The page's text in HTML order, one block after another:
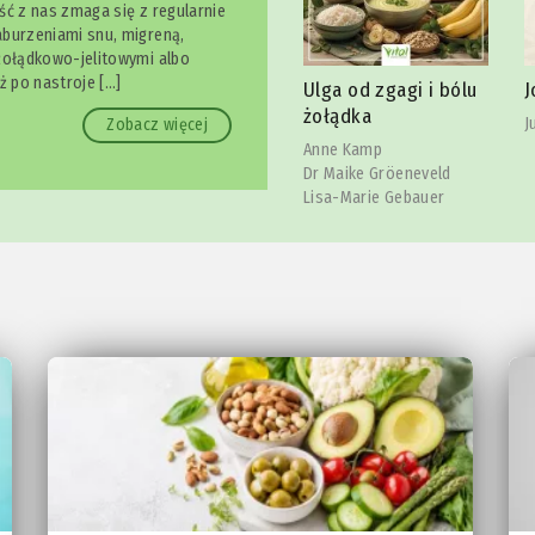
z nas zmaga się z regularnie
snu, migreną,
jelitowymi albo
po nastroje […]
Zobacz więcej
Ulga od zgagi i bólu
żołądka
Anne Kamp
Joga szczęki
Julia Reindl